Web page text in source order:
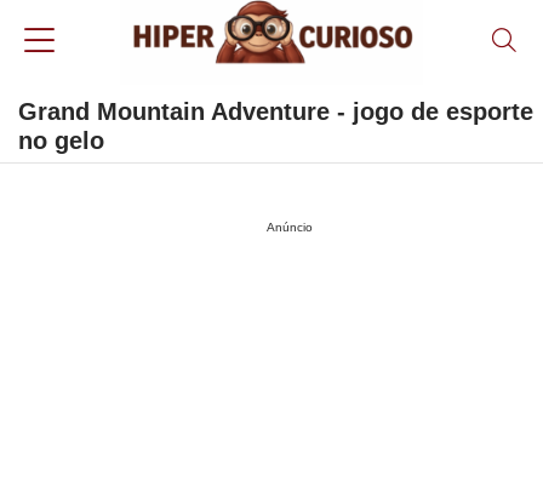
Grand Mountain Adventure - jogo de esporte
no gelo
Anúncio